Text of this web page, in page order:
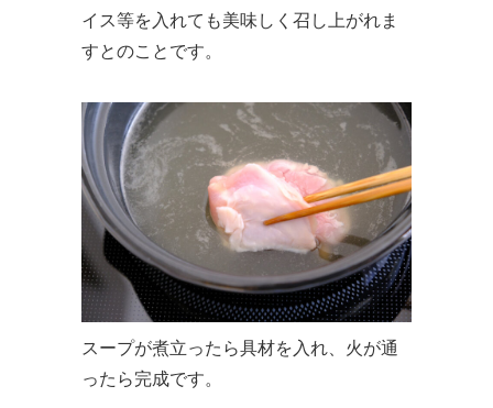
イス等を入れても美味しく召し上がれま
すとのことです。
スープが煮立ったら具材を入れ、火が通
ったら完成です。